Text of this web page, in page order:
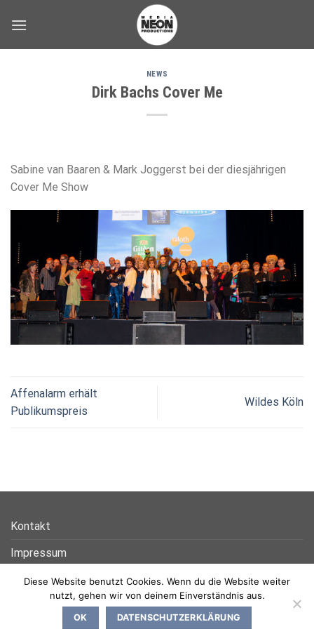
NEWS
Dirk Bachs Cover Me
Sabine van Baaren & Mark Joggerst bei der diesjährigen
Cover Me Show
Affenalarm erhält
Publikumspreis
Wildes Köln
Kontakt
Impressum
Datenschutz
Copyright 2026 © NEON Media Productions GmbH
Diese Website benutzt Cookies. Wenn du die Website weiter
nutzt, gehen wir von deinem Einverständnis aus.
OK DATENSCHUTZERKLÄRUNG